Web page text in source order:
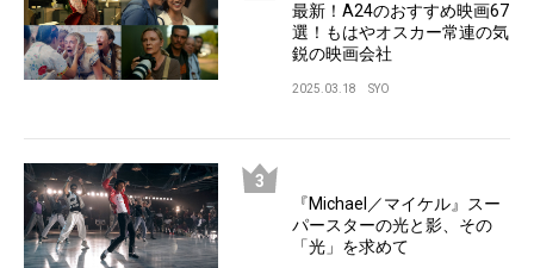
最新！A24のおすすめ映画67
選！もはやオスカー常連の気
鋭の映画会社
2025.03.18 SYO
『Michael／マイケル』スー
パースターの光と影、その
「光」を求めて